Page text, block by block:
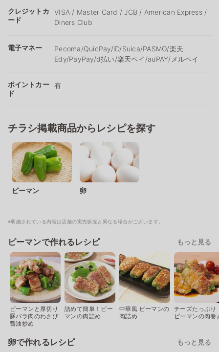
クレジットカ
ード
VISA / Master Card / JCB / American Express /
Diners Club
電子マネー
Pecoma/QuicPay/iD/Suica/PASMO/楽天
Edy/PayPay/d払い/楽天ペイ/auPAY/メルペイ
ポイントカー
ド
有
チラシ掲載商品からレシピを探す
ピーマン 卵
※明細されている内容は店舗の実売状況と異なる場合がございます。
ピーマンで作れるレシピ もっと見る
ピーマンと厚切り
豚バラ肉のわさび
醤油炒め
詰めて簡単！ピー
マンの肉詰め
中華風 ピーマンの
肉詰め
チーズたっぷり
ピーマンの肉巻
卵で作れるレシピ もっと見る